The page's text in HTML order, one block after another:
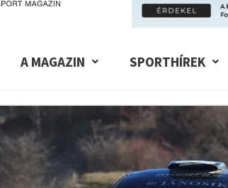
A MAGAZIN SPORTHÍREK